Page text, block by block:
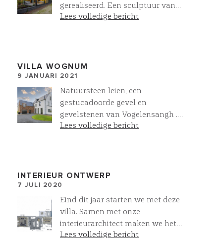
gerealiseerd. Een sculptuur van
metselwerk en glas!
Lees volledige bericht
VILLA WOGNUM
9 JANUARI 2021
Natuursteen leien, een
gestucadoorde gevel en
gevelstenen van Vogelensangh .
Een fraaie combinatie voor deze
Lees volledige bericht
INTERIEUR ONTWERP
7 JULI 2020
Eind dit jaar starten we met deze
villa. Samen met onze
interieurarchitect maken we het
inrichtingsplan. Dit ontwerp is voor
Lees volledige bericht